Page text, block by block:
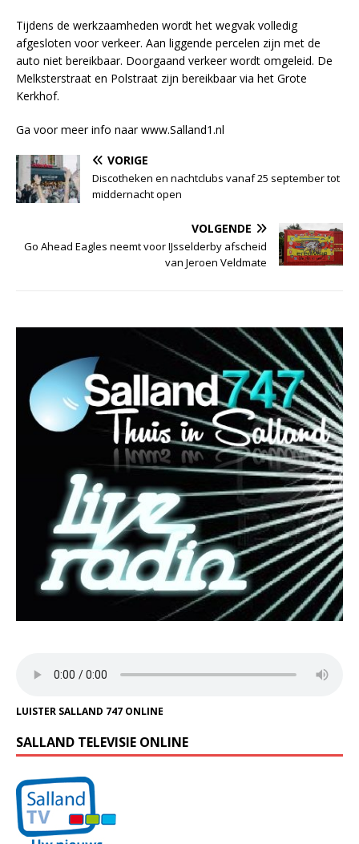
Tijdens de werkzaamheden wordt het wegvak volledig
afgesloten voor verkeer. Aan liggende percelen zijn met de
auto niet bereikbaar. Doorgaand verkeer wordt omgeleid. De
Melksterstraat en Polstraat zijn bereikbaar via het Grote
Kerkhof.
Ga voor meer info naar www.Salland1.nl
VORIGE
Discotheken en nachtclubs vanaf 25 september tot
middernacht open
VOLGENDE
Go Ahead Eagles neemt voor IJsselderby afscheid
van Jeroen Veldmate
LUISTER SALLAND 747 ONLINE
SALLAND TELEVISIE ONLINE